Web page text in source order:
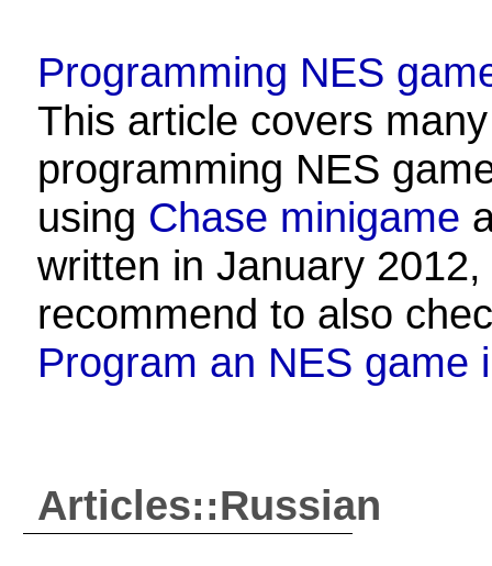
Programming NES
This article covers
programming NES
using Chase minigame
written in January
recommend to also
Program an NES game
Articles::Russian